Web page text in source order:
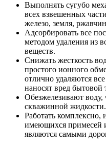
Выполнять сугубо
всех взвешенных
железо, земля,
Адсорбировать все
методом удаления из
веществ.
Снижать жесткость
простого ионного
отлично удаляются
наносят вред
Обезжелезивают воду,
скважинной жидкости.
Работать комплексно,
имеющихся примесей
являются самыми